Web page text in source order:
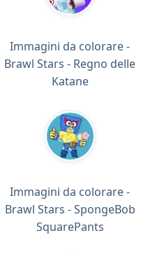
Immagini da colorare -
Brawl Stars - Regno delle
Katane
Immagini da colorare -
Brawl Stars - SpongeBob
SquarePants